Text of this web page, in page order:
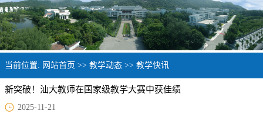
当前位置: 网站首页 >> 教学动态 >> 教学快讯
新突破！汕大教师在国家级教学大赛中获佳绩
2025-11-21